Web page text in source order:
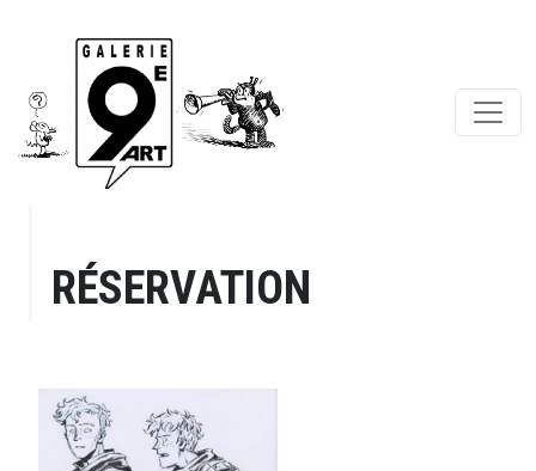
RÉSERVATION